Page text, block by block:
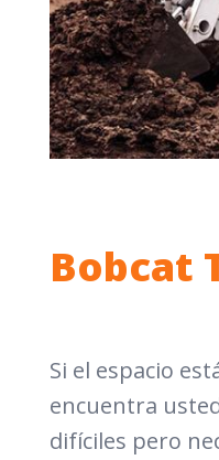
Bobcat
Si el espacio
encuentra
difíciles pero